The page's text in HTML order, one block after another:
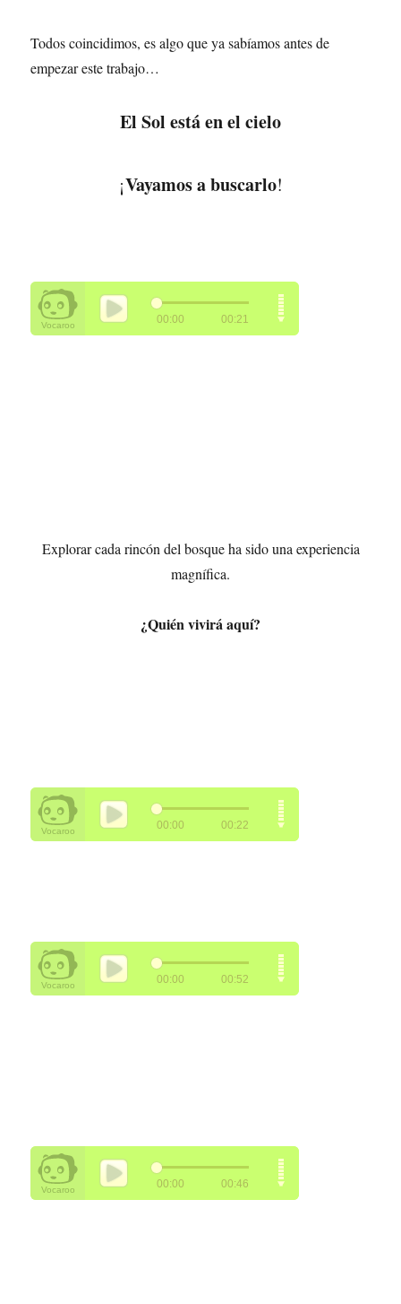
Todos coincidimos, es algo que ya sabíamos antes de
empezar este trabajo…
El Sol está en el cielo
¡Vayamos a buscarlo!
Explorar cada rincón del bosque ha sido una experiencia
magnífica.
¿Quién vivirá aquí?